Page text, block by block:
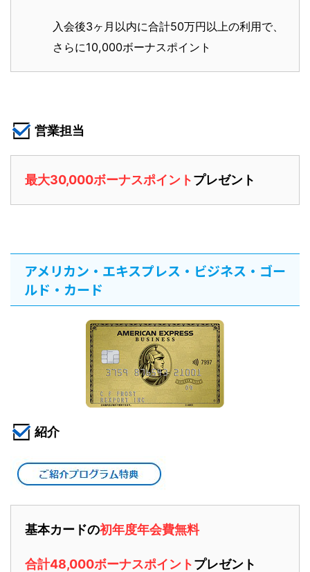
入会後3ヶ月以内に合計50万円以上の利用で、
さらに10,000ボーナスポイント
営業担当
最大30,000ボーナスポイントプレゼント
アメリカン・エキスプレス・ビジネス・ゴー
ルド・カード
紹介
基本カードの初年度年会費無料
合計48,000ボーナスポイントプレゼント